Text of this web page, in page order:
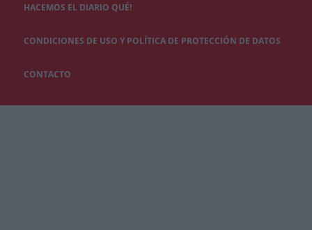
HACEMOS EL DIARIO QUÉ!
CONDICIONES DE USO Y POLÍTICA DE PROTECCIÓN DE DATOS
CONTACTO